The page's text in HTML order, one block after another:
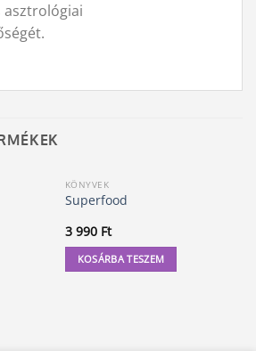
asztrológiai
KÖNYVEK
Superfood
3 990 Ft
KOSÁRBA TESZEM